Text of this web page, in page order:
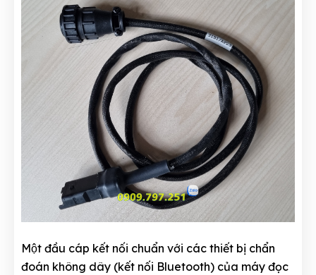
Một đầu cáp kết nối chuẩn với các thiết bị chẩn
đoán không dây (kết nối Bluetooth) của máy đọc